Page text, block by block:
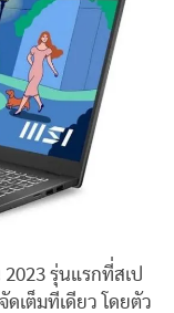
รุ่นแรกที่สเป
เต็มทีเดียว โดยตัว